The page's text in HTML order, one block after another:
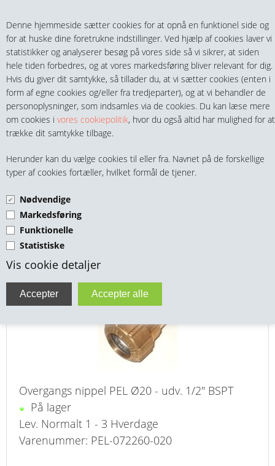
Denne hjemmeside sætter cookies for at opnå en funktionel side og
for at huske dine foretrukne indstillinger. Ved hjælp af cookies laver vi
statistikker og analyserer besøg på vores side så vi sikrer, at siden
hele tiden forbedres, og at vores markedsføring bliver relevant for dig.
Hvis du giver dit samtykke, så tillader du, at vi sætter cookies (enten i
form af egne cookies og/eller fra tredjeparter), og at vi behandler de
personoplysninger, som indsamles via de cookies. Du kan læse mere
om cookies i vores cookiepolitik, hvor du også altid har mulighed for at
trække dit samtykke tilbage.
Herunder kan du vælge cookies til eller fra. Navnet på de forskellige
typer af cookies fortæller, hvilket formål de tjener.
Nødvendige
Markedsføring
Funktionelle
Statistiske
Vis cookie detaljer
Teltech.dk 0 vare(r) i kurven
0,00 DKK
MENU
HANER & VENTILER
SLANGER, KOBLINGER & TILBEHØR
RØR & TILBEHØR
TEKNIK & AUTOMATIK
VA FITTINGS & VENTILER
ENTREPENØRARBEJDE- & UDSTYR
BEFÆSTIGELSE
BESPÆNDING, GUMMIDELE M.M.
OVERG. NIPPEL UDV. BSPT
PEL MS
PEL Overg. Nippel Ø20 - 1/2" udv. BSPT MS
Overgangs nippel PEL Ø20 - udv. 1/2" BSPT
På lager
Lev. Normalt 1 - 3 Hverdage
Varenummer: PEL-072260-020